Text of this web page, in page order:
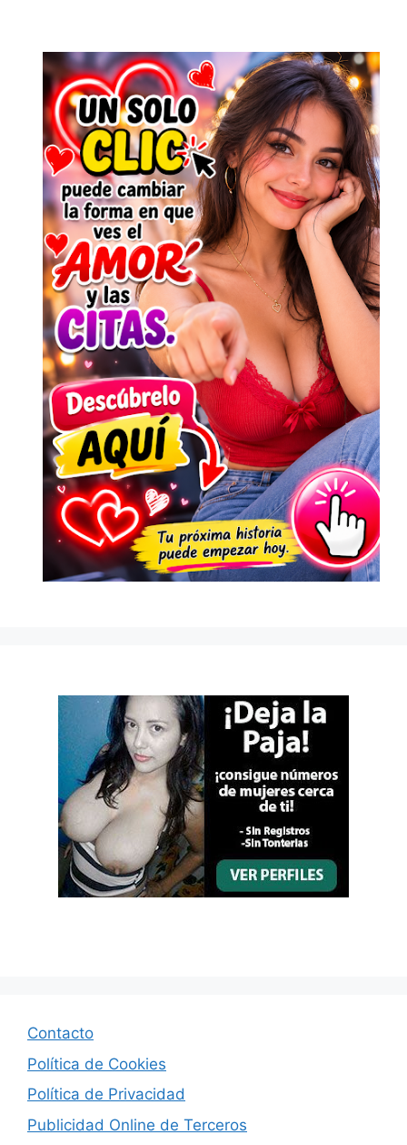
Contacto
Política de Cookies
Política de Privacidad
Publicidad Online de Terceros